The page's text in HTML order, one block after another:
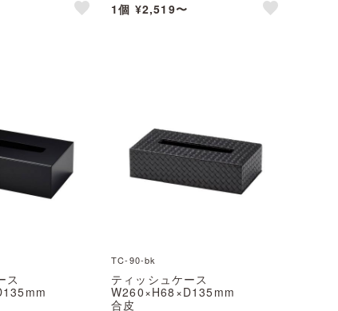
1個 ¥2,519〜
ス
TC-90-bk
ティッシュケース
W260×H68×D135mm
合皮